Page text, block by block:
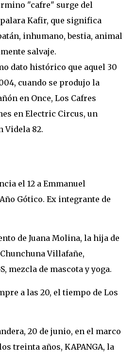
"cafre" surge del
Kafir, que significa
inhumano, bestia, animal
salvaje.
dato histórico que aquel 30
cuando se produjo la
en Once, Los Cafres
en Electric Circus, un
Videla 82.
el 12 a Emmanuel
Gótico. Ex integrante de
de Juana Molina, la hija de
Villafañe,
mezcla de mascota y yoga.
a las 20, el tiempo de Los
20 de junio, en el marco
treinta años, KAPANGA, la